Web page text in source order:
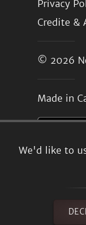
We'd like to
Privacy
Credite &
© 2026
Made in